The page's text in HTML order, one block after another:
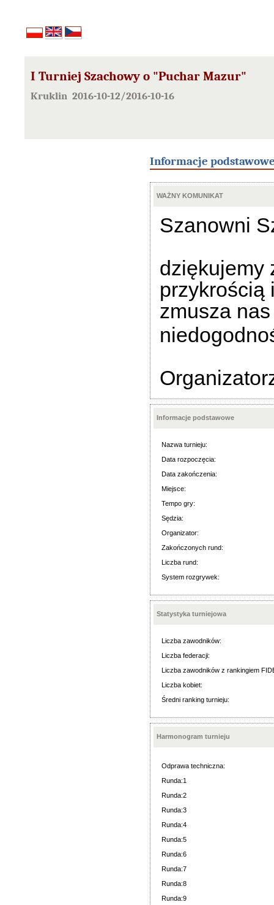
I Turniej Szachowy o "Puchar Mazur"
Kruklin 2016-10-12/2016-10-16
Informacje
WAŻNY KOMUNIKAT
Szanowni
dziękujemy
przykrością
zmusza
Informacje podstawowe
Nazwa turnieju:
Data rozpoczęcia:
Data zakończenia:
Miejsce:
Tempo gry:
Sędzia:
Organizator:
Zakończonych rund:
Liczba rund:
System rozgrywek:
Statystyka turniejowa
Liczba zawodników:
Liczba federacji:
Liczba zawodników z rankingiem
Liczba kobiet:
Średni ranking turnieju:
Harmonogram turnieju
Odprawa techniczna:
Runda:1
Runda:2
Runda:3
Runda:4
Runda:5
Runda:6
Runda:7
Runda:8
Runda:9